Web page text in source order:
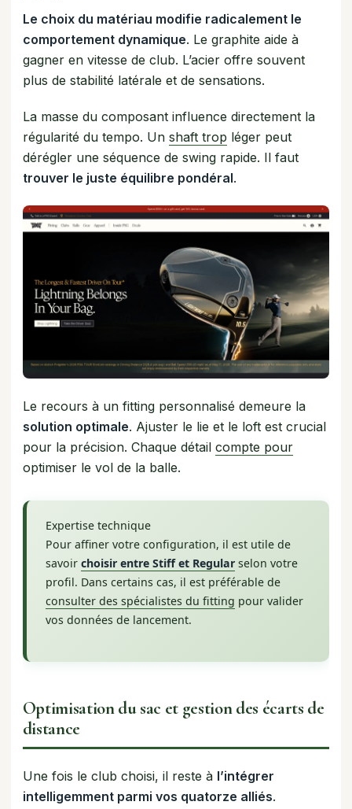
Le choix du matériau modifie radicalement le
comportement dynamique. Le graphite aide à
gagner en vitesse de club. L’acier offre souvent
plus de stabilité latérale et de sensations.
La masse du composant influence directement la
régularité du tempo. Un shaft trop léger peut
dérégler une séquence de swing rapide. Il faut
trouver le juste équilibre pondéral.
Le recours à un fitting personnalisé demeure la
solution optimale. Ajuster le lie et le loft est crucial
pour la précision. Chaque détail compte pour
optimiser le vol de la balle.
Expertise technique
Pour affiner votre configuration, il est utile de
savoir choisir entre Stiff et Regularselon votre
profil. Dans certains cas, il est préférable de
consulter des spécialistes du fitting pour valider
vos données de lancement.
Optimisation du sac et gestion des écarts de
distance
Une fois le club choisi, il reste à l’intégrer
intelligemment parmi vos quatorze alliés.